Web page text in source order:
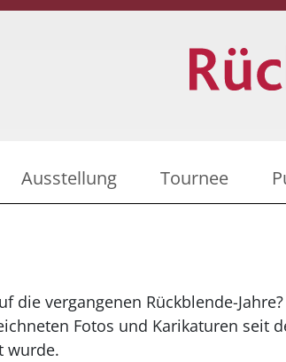
Ausstellung Tournee
die vergangenen Rückblende-Jahre?
Fotos und Karikaturen seit
wurde.